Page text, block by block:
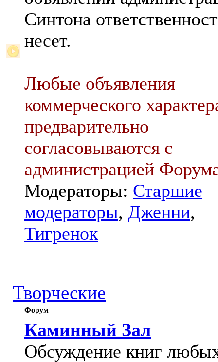
Синтона
несет.
Любые объявления
коммерческого
предварительно
согласовываются с
администрацией
Модераторы: Старшие
модераторы, Дженни,
Тигренок
Творческие
Форум
Каминный Зал
Обсуждение книг